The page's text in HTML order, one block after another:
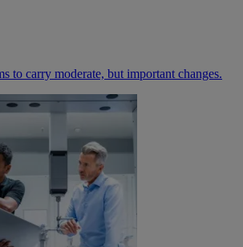
to carry moderate, but important changes.